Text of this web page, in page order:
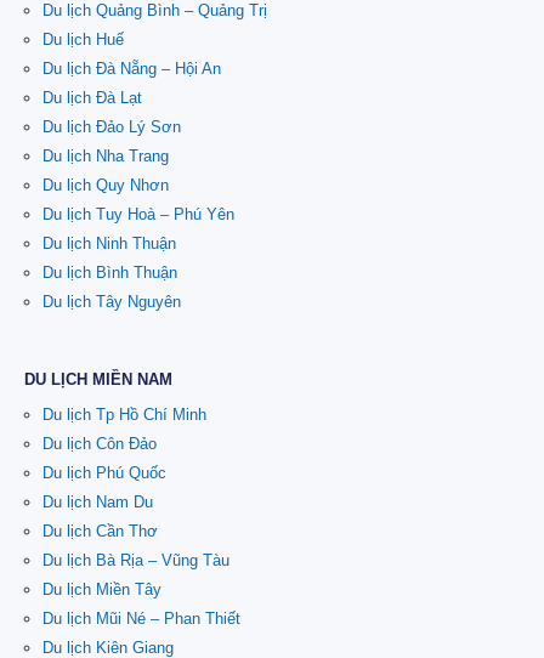
Du lịch Quảng Bình – Quảng Trị
Du lịch Huế
Du lịch Đà Nẵng – Hội An
Du lịch Đà Lạt
Du lịch Đảo Lý Sơn
Du lịch Nha Trang
Du lịch Quy Nhơn
Du lịch Tuy Hoà – Phú Yên
Du lịch Ninh Thuận
Du lịch Bình Thuận
Du lịch Tây Nguyên
DU LỊCH MIỀN NAM
Du lịch Tp Hồ Chí Minh
Du lịch Côn Đảo
Du lịch Phú Quốc
Du lịch Nam Du
Du lịch Cần Thơ
Du lịch Bà Rịa – Vũng Tàu
Du lịch Miền Tây
Du lịch Mũi Né – Phan Thiết
Du lịch Kiên Giang